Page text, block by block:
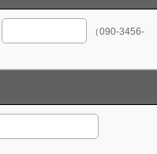
（090-3456-